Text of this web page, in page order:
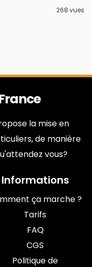
268 vues
la mise en
de manière
vous?
Informations
ça marche ?
Tarifs
FAQ
CGS
Politique de